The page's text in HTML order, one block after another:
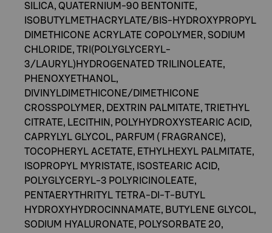
SILICA, QUATERNIUM-90 BENTONITE,
ISOBUTYLMETHACRYLATE/BIS-HYDROXYPROPYL
DIMETHICONE ACRYLATE COPOLYMER, SODIUM
CHLORIDE, TRI(POLYGLYCERYL-
3/LAURYL)HYDROGENATED TRILINOLEATE,
PHENOXYETHANOL,
DIVINYLDIMETHICONE/DIMETHICONE
CROSSPOLYMER, DEXTRIN PALMITATE, TRIETHYL
CITRATE, LECITHIN, POLYHYDROXYSTEARIC ACID,
CAPRYLYL GLYCOL, PARFUM ( FRAGRANCE),
TOCOPHERYL ACETATE, ETHYLHEXYL PALMITATE,
ISOPROPYL MYRISTATE, ISOSTEARIC ACID,
POLYGLYCERYL-3 POLYRICINOLEATE,
PENTAERYTHRITYL TETRA-DI-T-BUTYL
HYDROXYHYDROCINNAMATE, BUTYLENE GLYCOL,
SODIUM HYALURONATE, POLYSORBATE 20,